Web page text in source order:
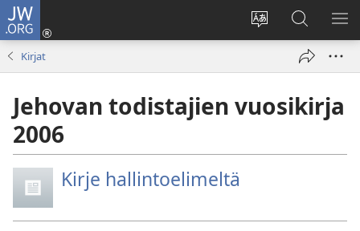
JW.ORG
Vaihda
sivuston
Kirjaudu
(avaa
Hae
JW.ORG-
sivustolta
Kirjat
Jehovan todistajien vuosikirja
2006
Kirje hallintoelimeltä